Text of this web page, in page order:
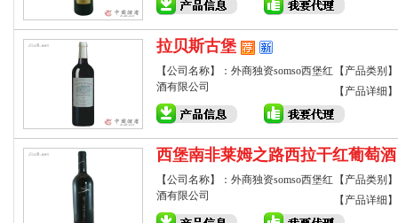
拉贝斯古堡
【公司名称】：外商独资somso西堡红
酒有限公司
【产品类别
【产品详细
西堡南非莱姆之路西拉干红葡萄酒
【公司名称】：外商独资somso西堡红
酒有限公司
【产品类别
【产品详细